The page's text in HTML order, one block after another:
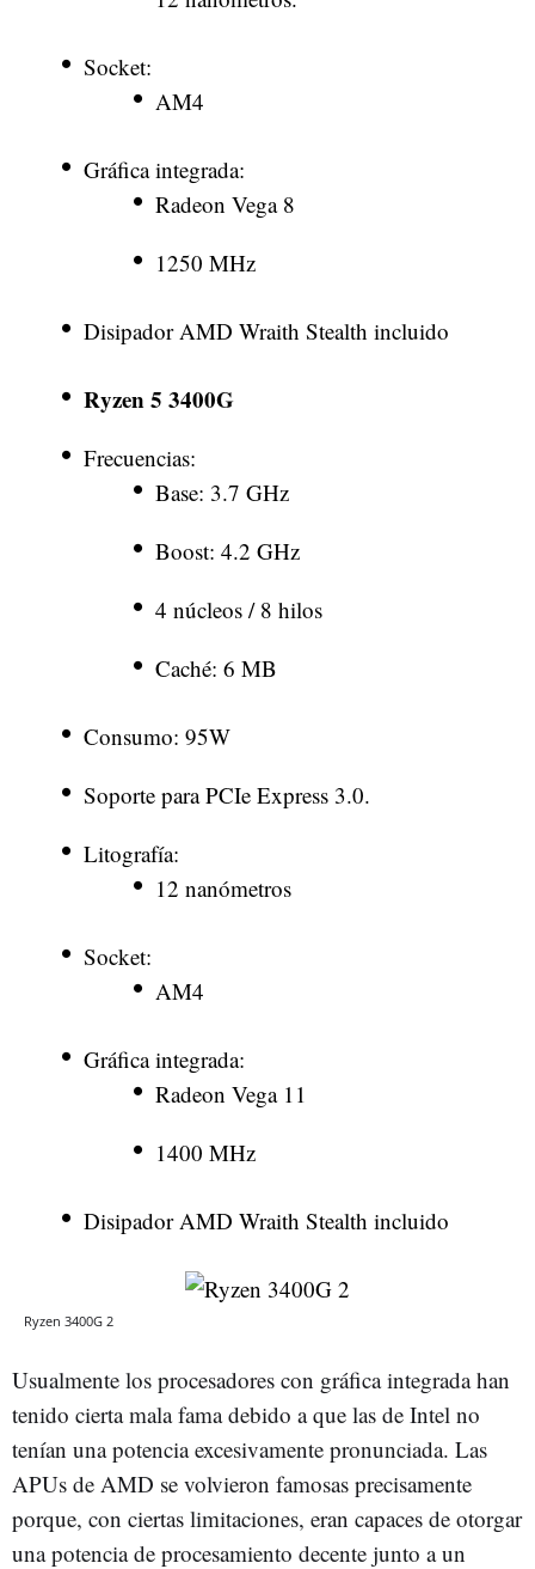
Socket:
AM4
Gráfica integrada:
Radeon Vega 8
1250 MHz
Disipador AMD Wraith Stealth incluido
Ryzen 5 3400G
Frecuencias:
Base: 3.7 GHz
Boost: 4.2 GHz
4 núcleos / 8 hilos
Caché: 6 MB
Consumo: 95W
Soporte para PCIe Express 3.0.
Litografía:
12 nanómetros
Socket:
AM4
Gráfica integrada:
Radeon Vega 11
1400 MHz
Disipador AMD Wraith Stealth incluido
Ryzen 3400G 2
Usualmente los procesadores con gráfica integrada han
tenido cierta mala fama debido a que las de Intel no
tenían una potencia excesivamente pronunciada. Las
APUs de AMD se volvieron famosas precisamente
porque, con ciertas limitaciones, eran capaces de otorgar
una potencia de procesamiento decente junto a un